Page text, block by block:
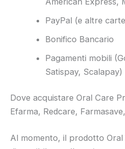
PayPal (e altre
Bonifico Bancario
Pagamenti mobili
Satispay, Scalapay)
Dove acquistare Oral Care
Efarma, Redcare,
Al momento, il prodotto